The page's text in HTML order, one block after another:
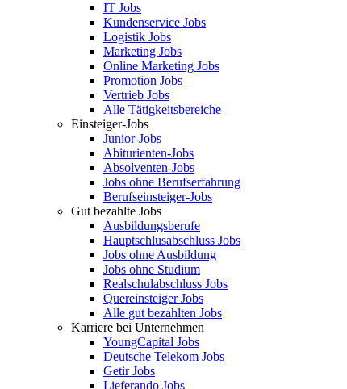
IT Jobs
Kundenservice Jobs
Logistik Jobs
Marketing Jobs
Online Marketing Jobs
Promotion Jobs
Vertrieb Jobs
Alle Tätigkeitsbereiche
Einsteiger-Jobs
Junior-Jobs
Abiturienten-Jobs
Absolventen-Jobs
Jobs ohne Berufserfahrung
Berufseinsteiger-Jobs
Gut bezahlte Jobs
Ausbildungsberufe
Hauptschlusabschluss Jobs
Jobs ohne Ausbildung
Jobs ohne Studium
Realschulabschluss Jobs
Quereinsteiger Jobs
Alle gut bezahlten Jobs
Karriere bei Unternehmen
YoungCapital Jobs
Deutsche Telekom Jobs
Getir Jobs
Lieferando Jobs